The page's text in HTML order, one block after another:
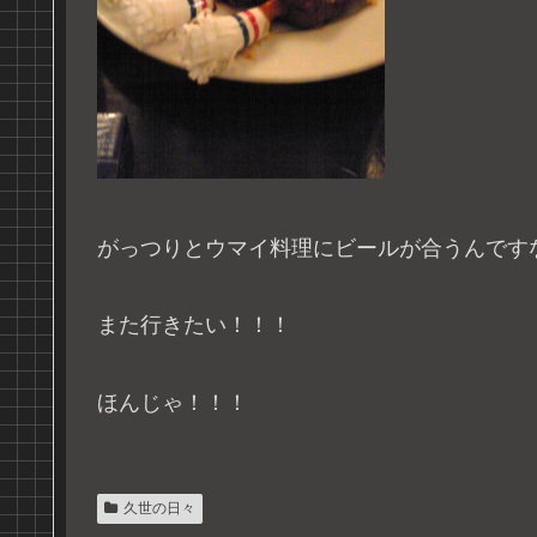
がっつりとウマイ料理にビールが合うんです
また行きたい！！！
ほんじゃ！！！
久世の日々